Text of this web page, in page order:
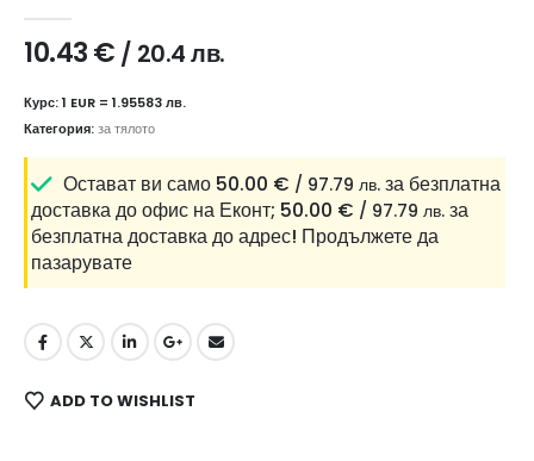
10.43€ / 20.4 лв.
Курс: 1 EUR = 1.95583 лв.
Категория:за тялото
Остават ви само 50.00 € / 97.79 лв. за безплатна
доставка до офис на Еконт; 50.00 € / 97.79 лв. за
безплатна доставка до адрес! Продължете да
пазарувате
ADD TO WISHLIST